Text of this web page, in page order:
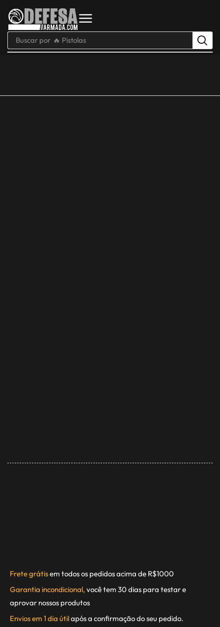
Buscar por 🔥 Pistolas
Frete grátisem todos os pedidos acima de R$1000
Garantia incondicional, você tem 30 dias para testar e
aprovar nossos produtos
Envios em 1 dia útilapós a confirmação do seu pedido.